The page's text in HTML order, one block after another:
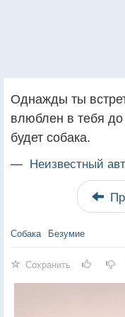
Однажды ты
влюблен в тебя
будет собака.
— Неизвестный
Собака Безумие
Сохранить